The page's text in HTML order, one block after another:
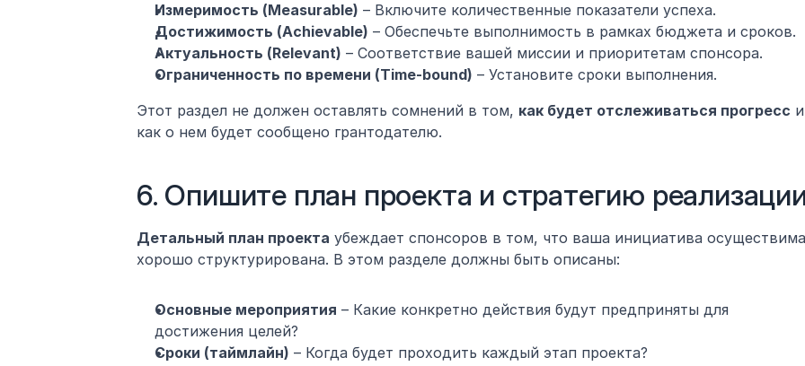
Измеримость (Measurable) – Включите количественные показатели успеха.
Достижимость (Achievable) – Обеспечьте выполнимость в рамках бюджета и сроков.
Актуальность (Relevant) – Соответствие вашей миссии и приоритетам спонсора.
Ограниченность по времени (Time-bound) – Установите сроки выполнения.
Этот раздел не должен оставлять сомнений в том, как будет отслеживаться прогресс и
как о нем будет сообщено грантодателю.
6. Опишите план проекта и стратегию
Детальный план проекта убеждает спонсоров в том, что ваша инициатива
хорошо структурирована. В этом разделе должны быть описаны:
Основные мероприятия – Какие конкретно действия будут предприняты для
достижения целей?
Сроки (таймлайн) – Когда будет проходить каждый этап проекта?